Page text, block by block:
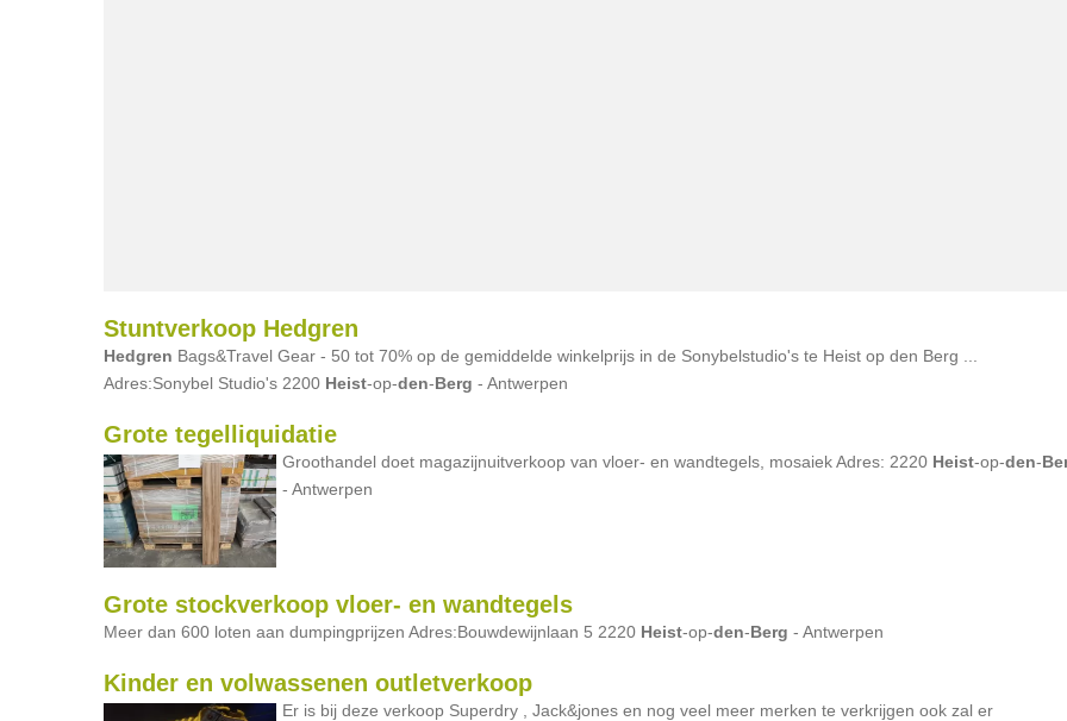
Stuntverkoop Hedgren
Hedgren Bags&Travel Gear - 50 tot 70% op de gemiddelde winkelprijs in de Sonybelstudio's te Heist op den Berg ...
Adres:Sonybel Studio's 2200 Heist-op-den-Berg - Antwerpen
Grote tegelliquidatie
Groothandel doet magazijnuitverkoop van vloer- en wandtegels, mosaiek Adres: 2220 Heist-op-den-
- Antwerpen
Grote stockverkoop vloer- en wandtegels
Meer dan 600 loten aan dumpingprijzen Adres:Bouwdewijnlaan 5 2220 Heist-op-den-Berg - Antwerpen
Kinder en volwassenen outletverkoop
Er is bij deze verkoop Superdry , Jack&jones en nog veel meer merken te verkrijgen ook zal er